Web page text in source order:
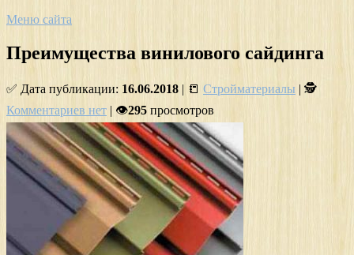
Меню сайта
Преимущества винилового сайдинга
✅ Дата публикации: 16.06.2018 | 📒 Стройматериалы | 🕵
Комментариев нет | 👁295 просмотров